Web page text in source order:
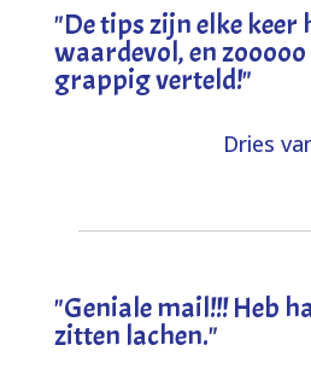
"De tips zijn elke keer
waardevol, en
grappig verteld!"
Dries
"Geniale mail!!! Heb
zitten lachen."